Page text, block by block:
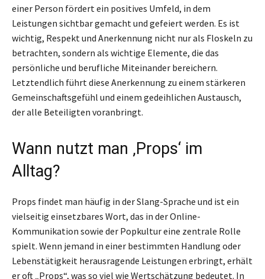
einer Person fördert ein positives Umfeld, in dem
Leistungen sichtbar gemacht und gefeiert werden. Es ist
wichtig, Respekt und Anerkennung nicht nur als Floskeln zu
betrachten, sondern als wichtige Elemente, die das
persönliche und berufliche Miteinander bereichern.
Letztendlich führt diese Anerkennung zu einem stärkeren
Gemeinschaftsgefühl und einem gedeihlichen Austausch,
der alle Beteiligten voranbringt.
Wann nutzt man ‚Props‘ im
Alltag?
Props findet man häufig in der Slang-Sprache und ist ein
vielseitig einsetzbares Wort, das in der Online-
Kommunikation sowie der Popkultur eine zentrale Rolle
spielt. Wenn jemand in einer bestimmten Handlung oder
Lebenstätigkeit herausragende Leistungen erbringt, erhält
er oft „Props“, was so viel wie Wertschätzung bedeutet. In